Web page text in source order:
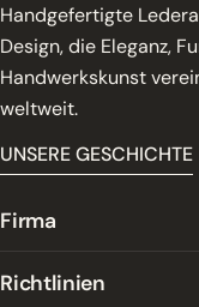
Handgefertigte
Design, die Eleganz,
Handwerkskunst
weltweit.
UNSERE GESCHICHTE
Firma
Richtlinien